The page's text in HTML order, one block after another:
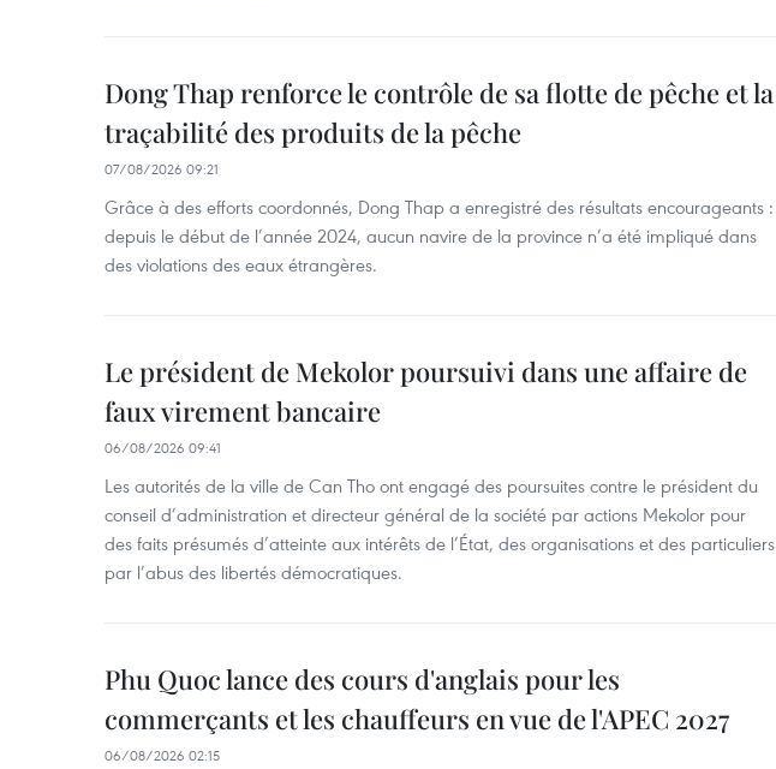
Dong Thap renforce le contrôle de sa flotte de pêche et la
traçabilité des produits de la pêche
07/08/2026 09:21
Grâce à des efforts coordonnés, Dong Thap a enregistré des résultats encourageants :
depuis le début de l’année 2024, aucun navire de la province n’a été impliqué dans
des violations des eaux étrangères.
Le président de Mekolor poursuivi dans une affaire de
faux virement bancaire
06/08/2026 09:41
Les autorités de la ville de Can Tho ont engagé des poursuites contre le président du
conseil d’administration et directeur général de la société par actions Mekolor pour
des faits présumés d’atteinte aux intérêts de l’État, des organisations et des particuliers
par l’abus des libertés démocratiques.
Phu Quoc lance des cours d'anglais pour les
commerçants et les chauffeurs en vue de l'APEC 2027
06/08/2026 02:15